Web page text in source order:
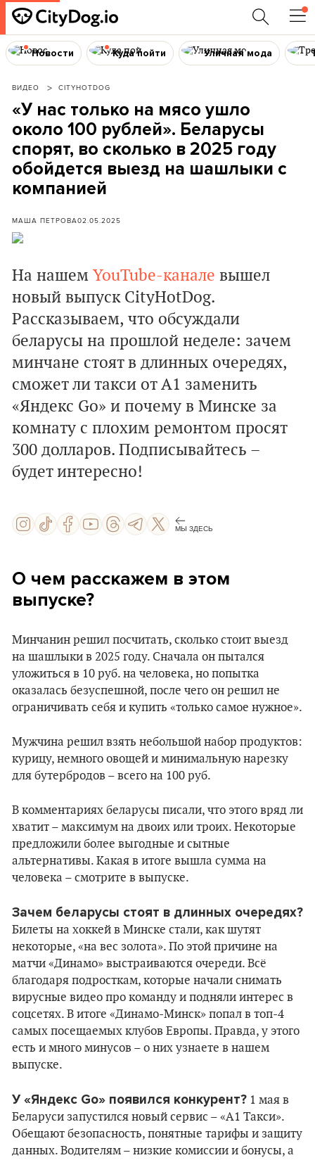
Новости Куда пойти Уличная мода
ВИДЕО CITYHOTDOG
«У нас только на мясо ушло
около 100 рублей». Беларусы
спорят, во сколько в 2025 году
обойдется выезд на шашлыки с
компанией
МАША ПЕТРОВА02.05.2025
На нашем YouTube-канале вышел
новый выпуск CityHotDog.
Рассказываем, что обсуждали
беларусы на прошлой неделе: зачем
минчане стоят в длинных очередях,
сможет ли такси от А1 заменить
«Яндекс Go» и почему в Минске за
комнату с плохим ремонтом просят
300 долларов. Подписывайтесь –
будет интересно!
МЫ ЗДЕСЬ
О чем расскажем в этом
выпуске?
Минчанин решил посчитать, сколько стоит выезд
на шашлыки в 2025 году. Сначала он пытался
уложиться в 10 руб. на человека, но попытка
оказалась безуспешной, после чего он решил не
ограничивать себя и купить «только самое нужное».
Мужчина решил взять небольшой набор продуктов:
курицу, немного овощей и минимальную нарезку
для бутербродов – всего на 100 руб.
В комментариях беларусы писали, что этого вряд ли
хватит – максимум на двоих или троих. Некоторые
предложили более выгодные и сытные
альтернативы. Какая в итоге вышла сумма на
человека – смотрите в выпуске.
Зачем беларусы стоят в длинных очередях?
Билеты на хоккей в Минске стали, как шутят
некоторые, «на вес золота». По этой причине на
матчи «Динамо» выстраиваются очереди. Всё
благодаря подросткам, которые начали снимать
вирусные видео про команду и подняли интерес в
соцсетях. В итоге «Динамо-Минск» попал в топ-4
самых посещаемых клубов Европы. Правда, у этого
есть и много минусов – о них узнаете в нашем
выпуске.
У «Яндекс Go» появился конкурент? 1 мая в
Беларуси запустился новый сервис – «А1 Такси».
Обещают безопасность, понятные тарифы и защиту
данных. Водителям – низкие комиссии и бонусы, а